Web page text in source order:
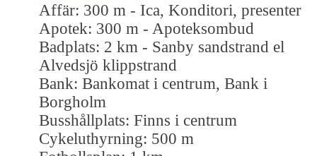
Affär: 300 m - Ica, Konditori, presenter
Apotek: 300 m - Apoteksombud
Badplats: 2 km - Sanby sandstrand el
Alvedsjö klippstrand
Bank: Bankomat i centrum, Bank i
Borgholm
Busshållplats: Finns i centrum
Cykeluthyrning: 500 m